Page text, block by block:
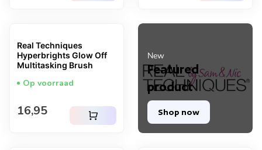
New
Featured
product
Shop now
Real Techniques
Hyperbrights Glow Off
Multitasking Brush
Op voorraad
Normale prijs
16,95 shopping_cart